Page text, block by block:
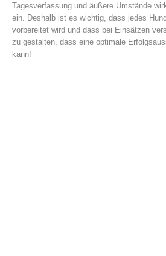
Tagesverfassung und äußere Umstände
ein. Deshalb ist es wichtig, dass jedes
vorbereitet wird und dass bei Einsätzen
zu gestalten, dass eine optimale
kann!